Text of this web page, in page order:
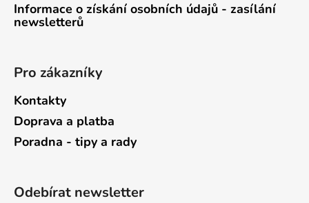
Informace o získání osobních údajů - zasílání
newsletterů
Pro zákazníky
Kontakty
Doprava a platba
Poradna - tipy a rady
Odebírat newsletter